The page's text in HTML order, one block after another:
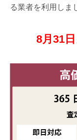
る業者を利用しま
8月31日